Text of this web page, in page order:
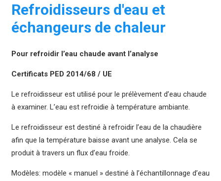
Refroidisseurs d'eau et
échangeurs de chaleur
Pour refroidir l’eau chaude avant l’analyse
Certificats PED 2014/68 / UE
Le refroidisseur est utilisé pour le prélèvement d’eau chaude
à examiner. L’eau est refroidie à température ambiante.
Le refroidisseur est destiné à refroidir l’eau de la chaudière
afin que la température baisse avant une analyse. Cela se
produit à travers un flux d’eau froide.
Modèles: modèle « manuel » destiné à l’échantillonnage d’eau